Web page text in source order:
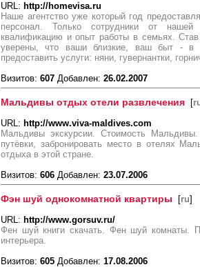
URL: http://homevisa.ru
Наше агентство уже который год
персонал. Только сотрудники от
квалификацию и опыт работы в семьях.
уверены, что ваши близкие, ваш быт -
предоставить услуги: няни, гувернантки,
Визитов: 607 Добавлен: 26.02.2007
Мальдивы отдых отели развлечения [
URL: http://www.viva-maldives.com
Мальдивы экскурсии. Стоимость
путёвки, забронировать место в отелях
отдыха в этой стране.
Визитов: 606 Добавлен: 23.07.2006
Фэн шуй однокомнатной квартиры [ru]
URL: http://www.gorsuv.ru/
Фен шуй книги скачать. Фен шуй комнаты.
интерьера.
Визитов: 605 Добавлен: 17.08.2006